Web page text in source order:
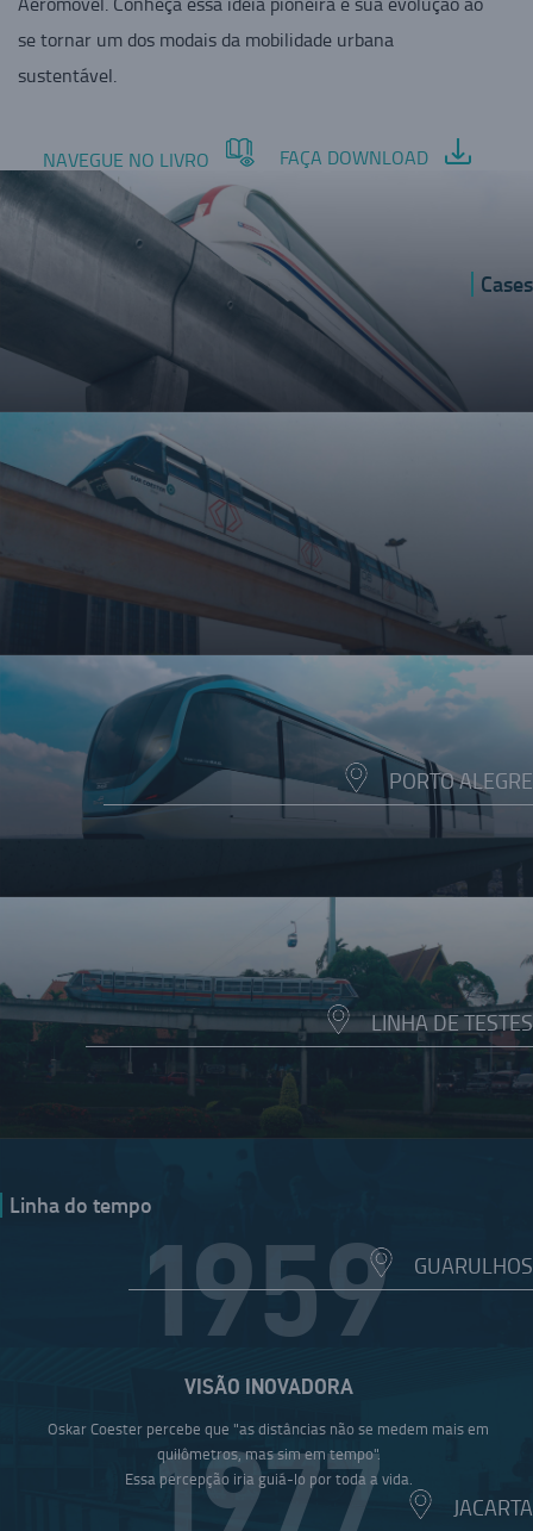
se tornar um dos modais da mobilidade urbana
sustentável.
NAVEGUE NO LIVRO FAÇA DOWNLOAD
Cases
PORTO ALEGRE
LINHA DE TESTES
GUARULHOS
JACARTA
Linha do tempo
1959
VISÃO INOVADORA
Oskar Coester percebe que "as distâncias não se medem mais em
quilômetros, mas sim em tempo".
Essa percepção iria guiá-lo por toda a vida.
1977